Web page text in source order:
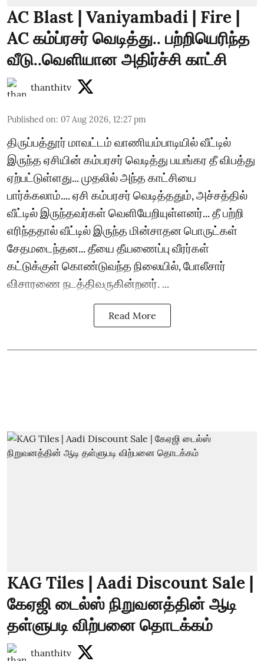
AC Blast | Vaniyambadi | Fire |
AC கம்ப்ரசர் வெடித்து.. பற்றியெரிந்த
வீடு..வெளியான அதிர்ச்சி காட்சி
thanthitv
Published on: 07 Aug 2026, 12:27 pm
திருப்பத்தூர் மாவட்டம் வாணியம்பாடியில் வீட்டில்
இருந்த ஏசியின் கம்பரசர் வெடித்து பயங்கர தீ விபத்து
ஏற்பட்டுள்ளது... முதலில் அந்த காட்சியை
பார்க்கலாம்.... ஏசி கம்பரசர் வெடித்ததும், அச்சத்தில்
வீட்டில் இருந்தவர்கள் வெளியேறியுள்ளனர்... தீ பற்றி
எரிந்ததால் வீட்டில் இருந்த மின்சாதன பொருட்கள்
சேதமடைந்தன... தீயை தீயணைப்பு வீரர்கள்
கட்டுக்குள் கொண்டுவந்த நிலையில், போலீசார்
விசாரணை நடத்திவருகின்றனர். ...
Read More
KAG Tiles | Aadi Discount Sale |
கேஏஜி டைல்ஸ் நிறுவனத்தின் ஆடி
தள்ளுபடி விற்பனை தொடக்கம்
thanthitv